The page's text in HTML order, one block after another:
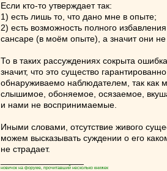
Если кто-то утверждает так:
1) есть лишь то, что дано мне в опыте;
2) есть возможность полного
сансаре (в моём опыте), а значит они
То в таких рассуждениях сокрыта
значит, что это существо
обнаруживаемо наблюдателем, так как
слышимое, обоняемое, осязаемое,
и нами не воспринимаемые.
Иными словами, отсутствие живого
можем высказывать суждении о его
не страдает.
новичок на форуме, прочитавший несколько книжек